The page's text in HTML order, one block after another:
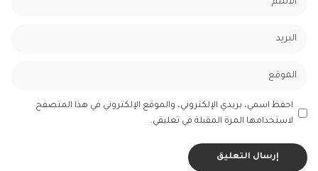
احفظ اسمي، بريدي الإلكتروني، والموقع الإلكتروني في هذا المتصفح
لاستخدامها المرة المقبلة في تعليقي.